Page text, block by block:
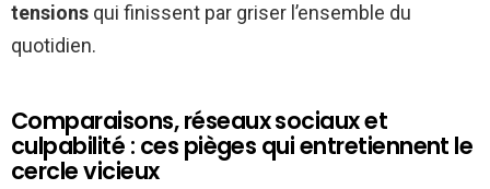
tensions qui finissent par griser l’ensemble du
quotidien.
Comparaisons, réseaux sociaux et
culpabilité : ces pièges qui entretiennent le
cercle vicieux